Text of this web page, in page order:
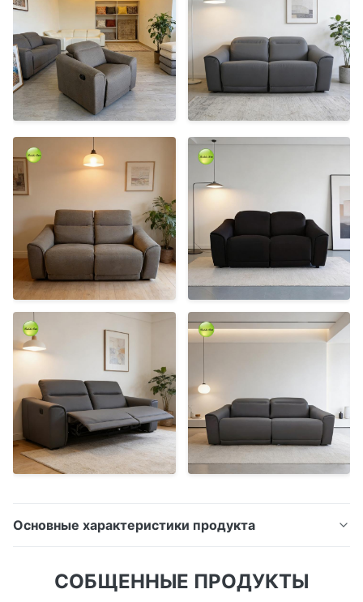
Основные характеристики продукта
пеной высокой плотности и эргономичным
СОБЩЕННЫЕ ПРОДУКТЫ